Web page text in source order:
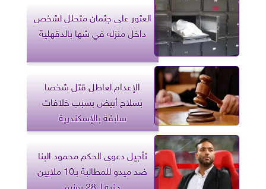
العثور على جثمان متحلل لشخص
داخل منزله في شها بالدقهلية
الإعدام لعاطل قتل شخصا
بسلاح أبيض بسبب خلافات
سابقة بالإسكندرية
تأجيل دعوى الحكم محمود البنا
ضد ميدو للمطالبة بـ10 ملايين
جنيه لـ 28 يونيو